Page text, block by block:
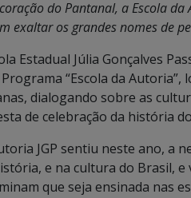
do Pantanal, a Escola
exaltar os grandes nomes de
Estadual Júlia Gonçalves
“Escola da Autoria”,
dialogando sobre as
de celebração da história
JGP sentiu neste ano, a
e na cultura do Brasil, e
que seja ensinada nas